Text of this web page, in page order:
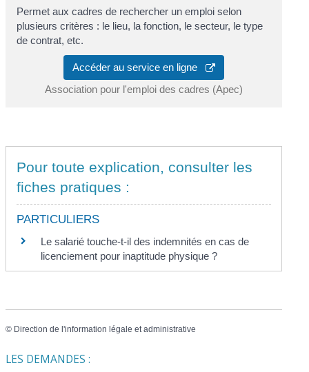
Permet aux cadres de rechercher un emploi selon
plusieurs critères : le lieu, la fonction, le secteur, le type
de contrat, etc.
Accéder au service en ligne
Association pour l'emploi des cadres (Apec)
Pour toute explication, consulter les
fiches pratiques :
PARTICULIERS
Le salarié touche-t-il des indemnités en cas de
licenciement pour inaptitude physique ?
© Direction de l'information légale et administrative
LES DEMANDES :